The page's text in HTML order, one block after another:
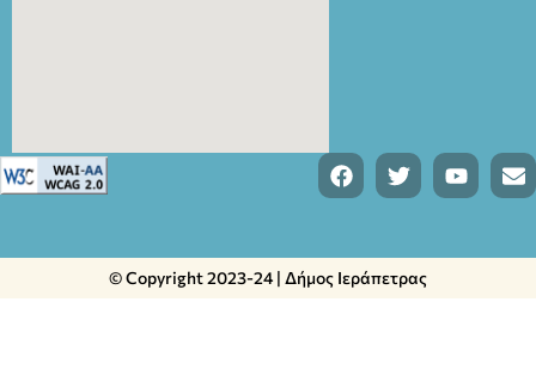
© Copyright 2023-24 | Δήμος Ιεράπετρας